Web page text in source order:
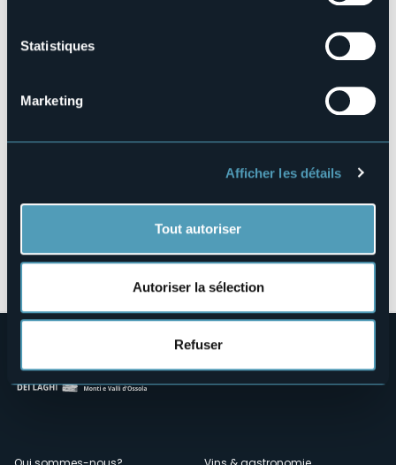
Statistiques
Marketing
Afficher les détails
Tout autoriser
Autoriser la sélection
Refuser
Fraz. Graniga, 37
Ouvrir la carte